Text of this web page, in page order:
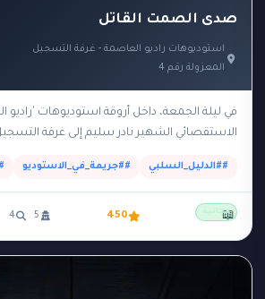
صدى الصمت القاتل
استوديوهات راديو العاصمة - غرفة التسجيل
المعزولة رقم 4
في ليلة الجمعة، داخل أروقة استوديوهات 'راديو
##الدليل_السلبي ##جريمة_في_الاستوديو
مجانية 450
5
4 📖